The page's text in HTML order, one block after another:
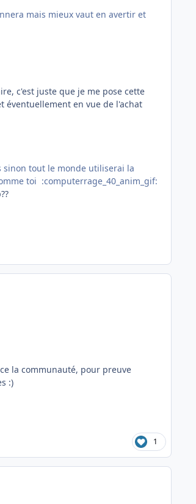
mais mieux vaut en avertir et
c'est juste que je me pose cette
éventuellement en vue de l'achat
sinon tout le monde utiliserai la
toi :computerrage_40_anim_gif:
la communauté, pour preuve
:)
1